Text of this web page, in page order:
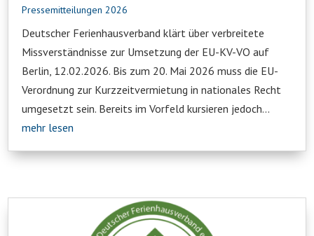
Pressemitteilungen 2026
Deutscher Ferienhausverband klärt über verbreitete
Missverständnisse zur Umsetzung der EU-KV-VO auf
Berlin, 12.02.2026. Bis zum 20. Mai 2026 muss die EU-
Verordnung zur Kurzzeitvermietung in nationales Recht
umgesetzt sein. Bereits im Vorfeld kursieren jedoch...
mehr lesen